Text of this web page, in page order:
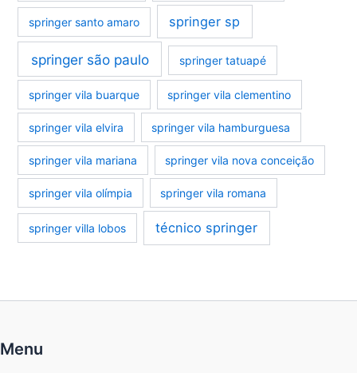
springer santo amaro springer sp
springer são paulo springer tatuapé
springer vila buarque springer vila clementino
springer vila elvira springer vila hamburguesa
springer vila mariana springer vila nova conceição
springer vila olímpia springer vila romana
springer villa lobos técnico springer
Menu